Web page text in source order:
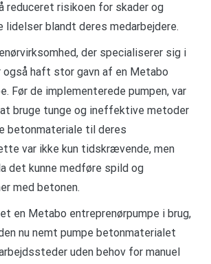
reduceret risikoen for skader og
lidelser blandt deres medarbejdere.
der specialiserer sig i
også haft stor gavn af en Metabo
Før de implementerede pumpen, var
bruge tunge og ineffektive metoder
betonmateriale til deres
var ikke kun tidskrævende, men
det kunne medføre spild og
med betonen.
en Metabo entreprenørpumpe i brug,
nu nemt pumpe betonmaterialet
uden behov for manuel